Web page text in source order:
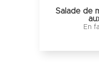
Salade de
En